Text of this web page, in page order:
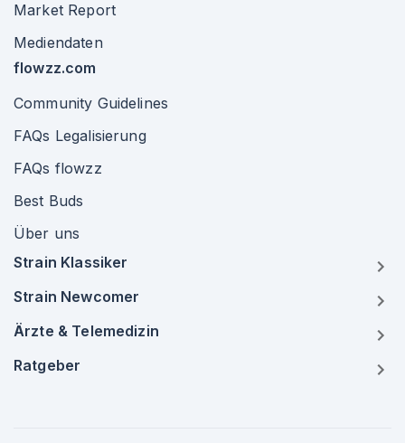
Market Report
Mediendaten
flowzz.com
Community Guidelines
FAQs Legalisierung
FAQs flowzz
Best Buds
Über uns
Strain Klassiker
Strain Newcomer
Ärzte & Telemedizin
Ratgeber